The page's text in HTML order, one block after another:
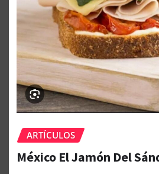
ARTÍCULOS
México El Jamón Del